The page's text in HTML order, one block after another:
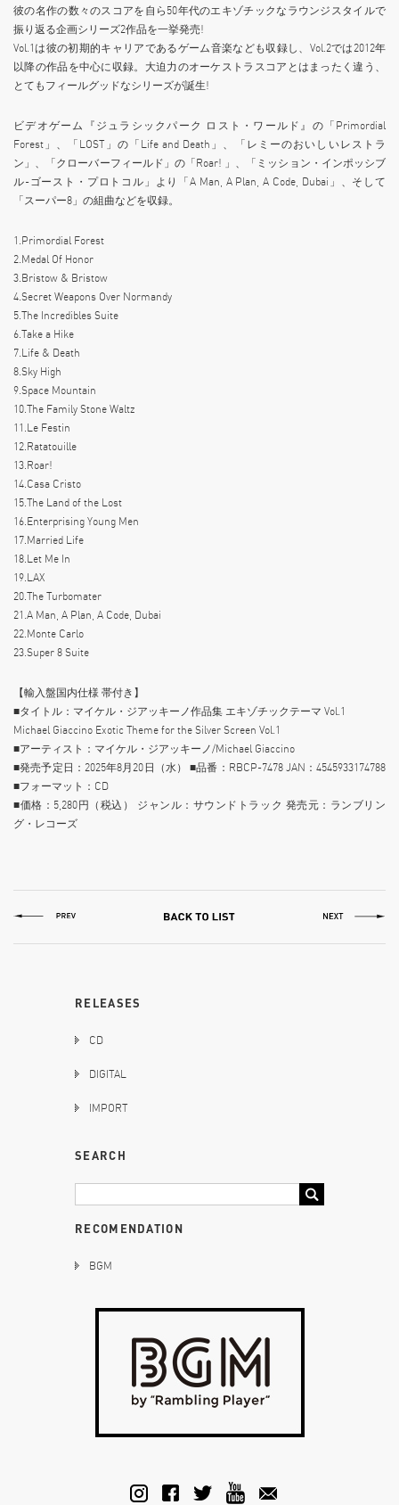
彼の名作の数々のスコアを自ら50年代のエキゾチックなラウンジスタイルで
振り返る企画シリーズ2作品を一挙発売!
Vol.1は彼の初期的キャリアであるゲーム音楽なども収録し、Vol.2では2012年
以降の作品を中心に収録。大迫力のオーケストラスコアとはまったく違う、
とてもフィールグッドなシリーズが誕生!
ビデオゲーム『ジュラシックパーク ロスト・ワールド』の「Primordial
Forest」、「LOST」の「Life and Death」、「レミーのおいしいレストラ
ン」、「クローバーフィールド」の「Roar! 」、「ミッション・インポッシブ
ル-ゴースト・プロトコル」より「A Man, A Plan, A Code, Dubai」、そして
「スーパー8」の組曲などを収録。
1.Primordial Forest
2.Medal Of Honor
3.Bristow & Bristow
4.Secret Weapons Over Normandy
5.The Incredibles Suite
6.Take a Hike
7.Life & Death
8.Sky High
9.Space Mountain
10.The Family Stone Waltz
11.Le Festin
12.Ratatouille
13.Roar!
14.Casa Cristo
15.The Land of the Lost
16.Enterprising Young Men
17.Married Life
18.Let Me In
19.LAX
20.The Turbomater
21.A Man, A Plan, A Code, Dubai
22.Monte Carlo
23.Super 8 Suite
【輸入盤国内仕様 帯付き】
■タイトル：マイケル・ジアッキーノ作品集 エキゾチックテーマ Vol.1
Michael Giaccino Exotic Theme for the Silver Screen Vol.1
■アーティスト：マイケル・ジアッキーノ/Michael Giaccino
■発売予定日：2025年8月20日（水） ■品番：RBCP-7478 JAN：4545933174788
■フォーマット：CD
■価格：5,280円（税込） ジャンル：サウンドトラック 発売元：ランブリン
グ・レコーズ
RELEASES
CD
DIGITAL
IMPORT
SEARCH
RECOMENDATION
BGM